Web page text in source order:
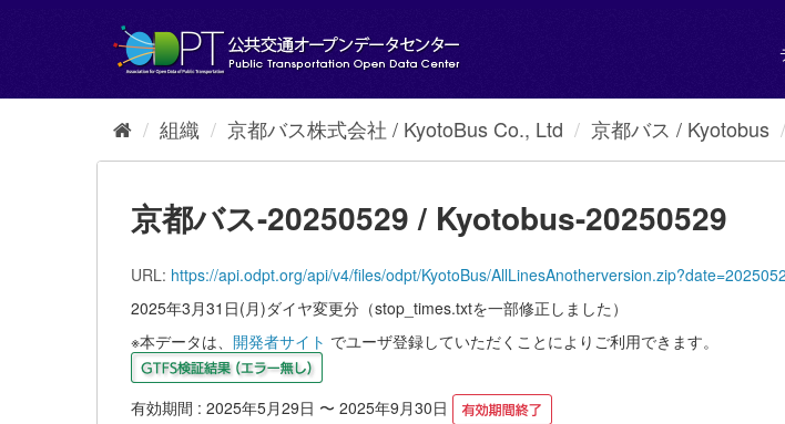
し
組織 京都バス株式会社 / KyotoBus Co., Ltd 京都バス / Kyotobus
京都バス-20250529 / Kyotobus-20250529
URL: https://api.odpt.org/api/v4/files/odpt/KyotoBus/
2025年3月31日(月)ダイヤ変更分（stop_times.txtを一部修正しました）
※本データは、 開発者サイト でユーザ登録していただくことによりご利用できます。
有効期間 : 2025年5月29日 〜 2025年9月30日